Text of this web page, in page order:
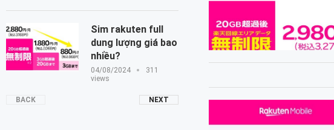
Sim rakuten full
dung lượng giá bao
nhiều?
04/08/2024
311
views
BACK NEXT